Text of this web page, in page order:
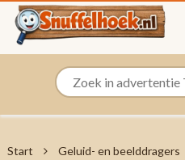
Start Geluid- en beelddragers